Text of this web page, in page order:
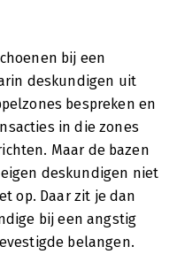
bij een
deskundigen uit
bespreken en
in die zones
Maar de bazen
deskundigen niet
op. Daar zit je dan
bij een angstig
belangen.